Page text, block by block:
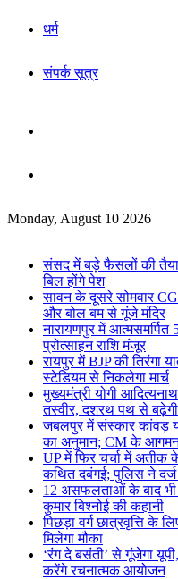
धर्म
संपर्क सूत्र
for
Monday, August 10 2026
संसद में बड़े फैसलों की
बिल होंगे पेश
सावन के दूसरे सोमवार
और बोल बम से गूंजे मंदिर
नारायणपुर में
प्रोत्साहन राशि मंजूर
रायपुर में BJP की तिरंगा
स्टेडियम से निकलेगा मार्च
मुख्यमंत्री योगी
तस्वीर, दशरथ पथ से बढ़ेगी
जबलपुर में संस्कार कांवड़
का अनुमान; CM के आगमन
UP में फिर चर्चा में
कथित दबंगई; पुलिस ने
12 असफलताओं के बाद भी
कुमार बिश्नोई की कहानी
पिछड़ा वर्ग छात्रवृत्ति
मिलेगा मौका
‘रंग दे बसंती’ से गूंजेगा
करेंगे रचनात्मक आयोजन